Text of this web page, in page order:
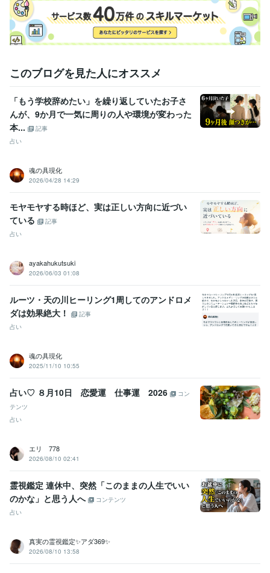
得意分野
悩み相談・カウンセリング ヒーリング、波動整体
ヒーリング 健康 波動整体 恋愛 子宝 ビジネス運 幸運
占い チャネリング
このブログを見た人にオススメ
「もう学校辞めたい」を繰り返していたお子さ
んが、9か月で一気に周りの人や環境が変わった
本...
記事
占い
魂の具現化
2026/04/28 14:29
モヤモヤする時ほど、実は正しい方向に近づい
ている
記事
占い
ayakahukutsuki
2026/06/03 01:08
ルーツ・天の川ヒーリング1周してのアンドロメ
ダは効果絶大！
記事
占い
魂の具現化
2025/11/10 10:55
占い♡ ８月10日 恋愛運 仕事運 2026
コン
テンツ
占い
エリ 778
2026/08/10 02:41
霊視鑑定 連休中、突然「このままの人生でいい
のかな」と思う人へ
コンテンツ
占い
真実の霊視鑑定✨アダ369✨
2026/08/10 13:58